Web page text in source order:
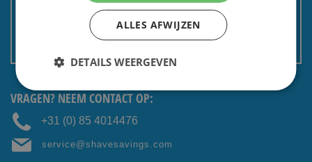
Privacy en security
Algemene voorwaarden
VRAGEN? NEEM CONTACT OP:
+31 (0) 85 4014476
service@shavesavings.com
ALLES AFWIJZEN
DETAILS WEERGEVEN